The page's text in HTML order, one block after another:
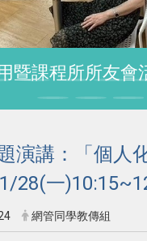
暨課程所所友會
演講：「個人
28(一
網管同學教傳組